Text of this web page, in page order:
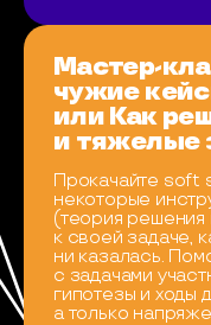
Мастер-
чужие
или Как
и тяжелые
Прокачайте soft
некоторые
(теория решения
к своей задаче,
ни казалась.
с задачами
гипотезы и ходы
а только